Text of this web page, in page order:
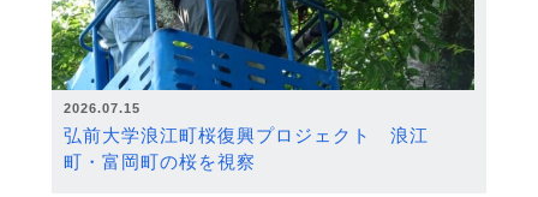
2026.07.15
弘前大学浪江町桜復興プロジェクト 浪江
町・富岡町の桜を視察